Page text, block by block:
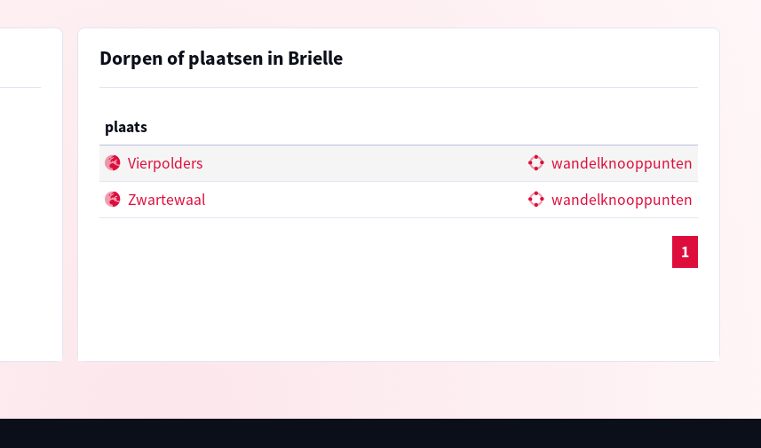
Dorpen of plaatsen in Brielle
plaats
Vierpolders
wandelknooppunten
Zwartewaal
wandelknooppunten
1